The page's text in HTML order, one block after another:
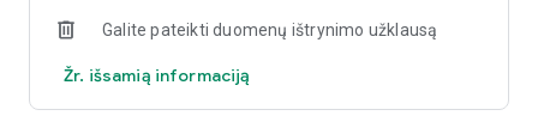
IVTAnywhereII-VulcanoConnect-EasyControl-MyMode
Galite pateikti duomenų ištrynimo užklausą
Žr. išsamią informaciją